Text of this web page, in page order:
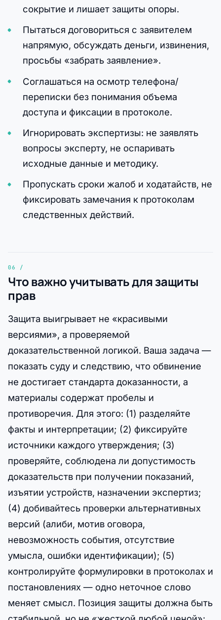
сокрытие и лишает защиты опоры.
Пытаться договориться с заявителем
напрямую, обсуждать деньги, извинения,
просьбы «забрать заявление».
Соглашаться на осмотр телефона/
переписки без понимания объема
доступа и фиксации в протоколе.
Игнорировать экспертизы: не заявлять
вопросы эксперту, не оспаривать
исходные данные и методику.
Пропускать сроки жалоб и ходатайств, не
фиксировать замечания к протоколам
следственных действий.
Что важно учитывать для защиты
прав
Защита выигрывает не «красивыми
версиями», а проверяемой
доказательственной логикой. Ваша задача —
показать суду и следствию, что обвинение
не достигает стандарта доказанности, а
материалы содержат пробелы и
противоречия. Для этого: (1) разделяйте
факты и интерпретации; (2) фиксируйте
источники каждого утверждения; (3)
проверяйте, соблюдена ли допустимость
доказательств при получении показаний,
изъятии устройств, назначении экспертиз;
(4) добивайтесь проверки альтернативных
версий (алиби, мотив оговора,
невозможность события, отсутствие
умысла, ошибки идентификации); (5)
контролируйте формулировки в протоколах и
постановлениях — одно неточное слово
меняет смысл. Позиция защиты должна быть